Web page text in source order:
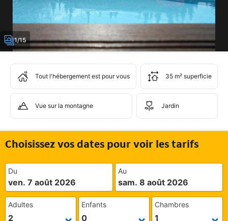
1/15
Tout l'hébergement est pour vous 35 m² superficie
Vue sur la montagne Jardin
Choisissez vos dates pour voir les tarifs
Du
ven. 7 août 2026
Au
sam. 8 août 2026
Adultes Enfants Chambres